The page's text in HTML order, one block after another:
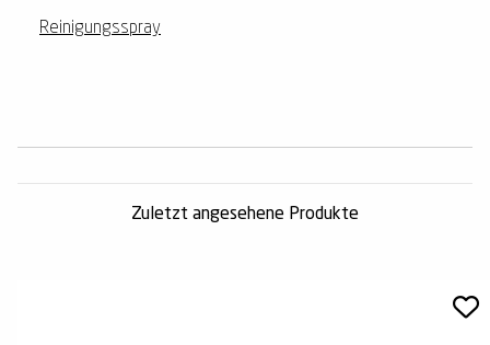
Reinigungsspray
Zuletzt angesehene Produkte